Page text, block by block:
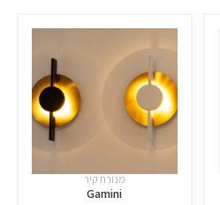
מנורת קיר
Gamini